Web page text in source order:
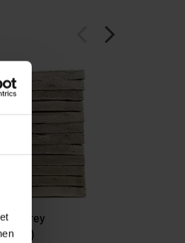
arrow_forward_ios
Grey